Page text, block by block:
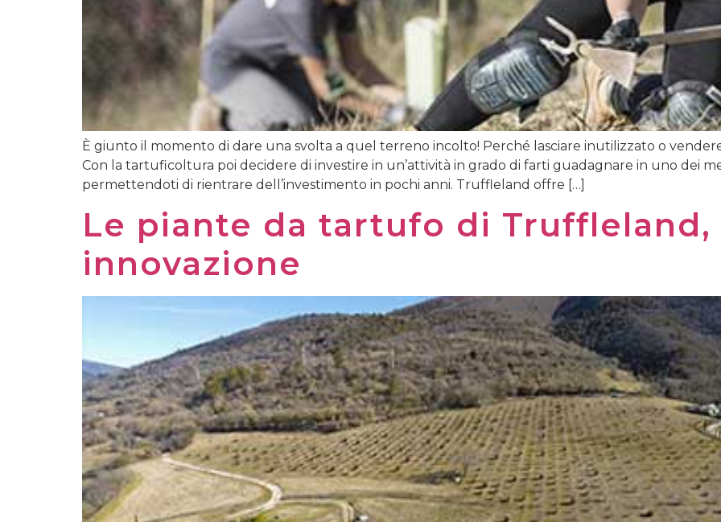
È giunto il momento di dare una svolta a quel terreno incolto! Perché lasciare inutilizzato o
Con la tartuficoltura poi decidere di investire in un’attività in grado di farti guadagnare in uno dei
permettendoti di rientrare dell’investimento in pochi anni. Truffleland offre […]
Le piante da tartufo di Truffleland,
innovazione